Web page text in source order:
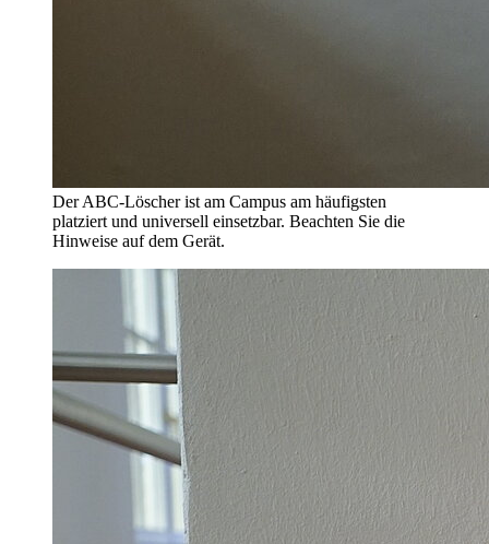
Der ABC-Löscher ist am Campus am häufigsten
platziert und universell einsetzbar. Beachten Sie die
Hinweise auf dem Gerät.